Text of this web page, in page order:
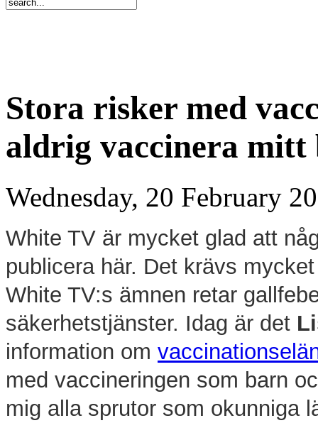
Stora risker med
aldrig vaccinera mitt
Wednesday, 20 February
White TV är mycket glad att
publicera här. Det krävs
White TV:s ämnen retar
säkerhetstjänster. Idag är det
information om
med vaccineringen som barn
mig alla sprutor som okunniga